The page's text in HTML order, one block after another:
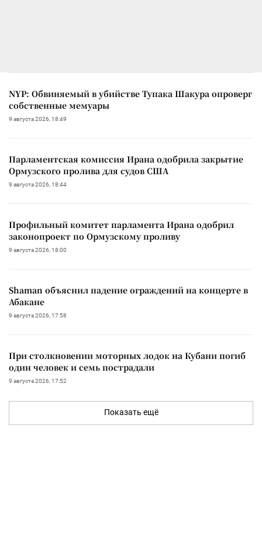
NYP: Обвиняемый в убийстве Тупака Шакура опроверг
собственные мемуары
9 августа 2026, 18:49
Парламентская комиссия Ирана одобрила закрытие
Ормузского пролива для судов США
9 августа 2026, 18:44
Профильный комитет парламента Ирана одобрил
законопроект по Ормузскому проливу
9 августа 2026, 18:00
Shaman объяснил падение ограждений на концерте в
Абакане
9 августа 2026, 17:58
При столкновении моторных лодок на Кубани погиб
один человек и семь пострадали
9 августа 2026, 17:52
Показать ещё